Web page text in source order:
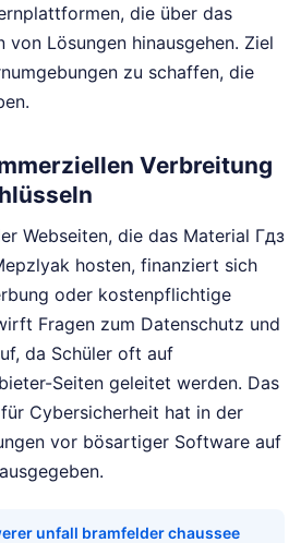
die über das
von Lösungen hinausgehen. Ziel
zu schaffen, die
Verbreitung
Webseiten, die das Material Гдз
hosten, finanziert sich
oder kostenpflichtige
Fragen zum Datenschutz und
da Schüler oft auf
Seiten geleitet werden. Das
Cybersicherheit hat in der
vor bösartiger Software auf
unfall bramfelder chaussee